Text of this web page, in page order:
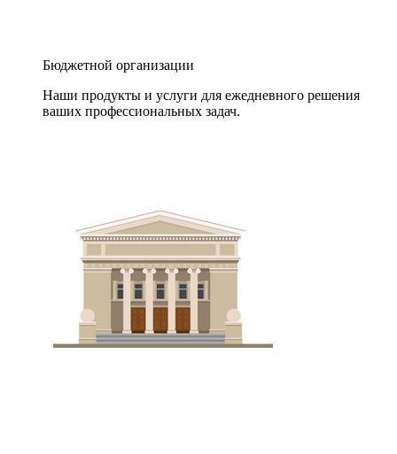
Бюджетной организации
Наши продукты и услуги для ежедневного решения
ваших профессиональных задач.